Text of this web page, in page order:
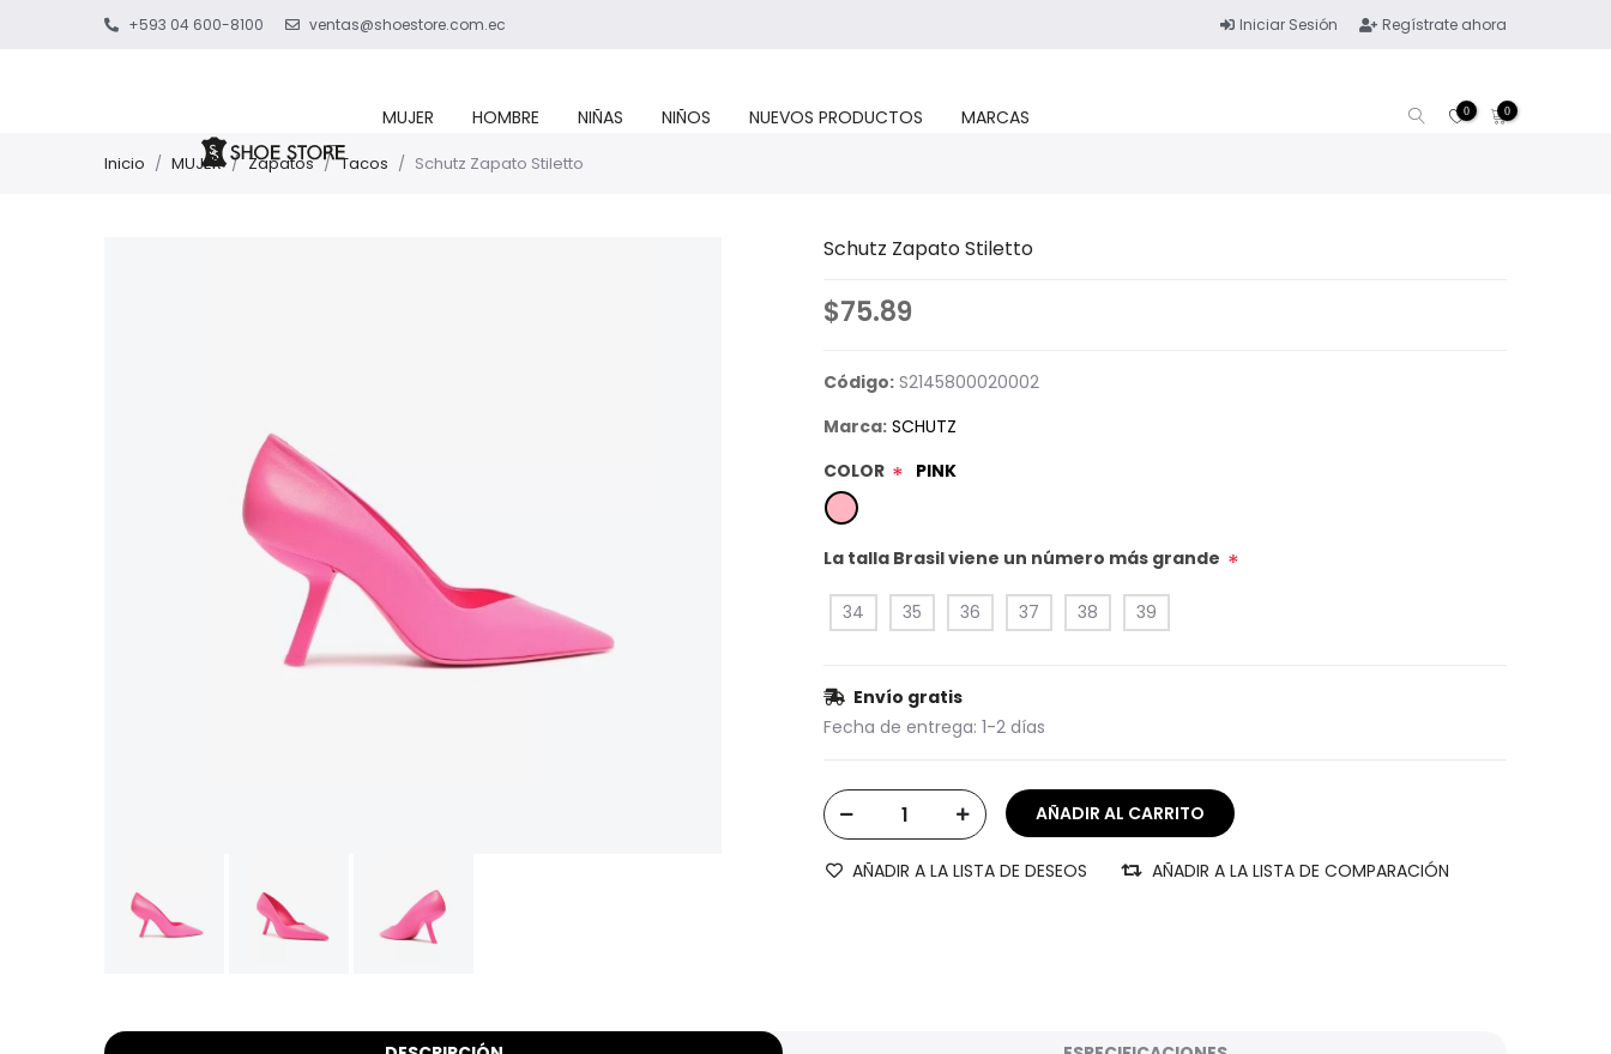
+593 04 600-8100 ventas@shoestore.com.ec Iniciar Sesión Regístrate ahora
MUJER HOMBRE NIÑAS NIÑOS NUEVOS PRODUCTOS MARCAS 0 0
Inicio / MUJER / Zapatos / Tacos / Schutz Zapato Stiletto
Schutz Zapato Stiletto
$75.89
Código: S2145800020002
Marca: SCHUTZ
COLOR * PINK
La talla Brasil viene un número más grande *
34 35 36 37 38 39
Envío gratis
Fecha de entrega: 1-2 días
AÑADIR A LA LISTA DE DESEOS AÑADIR A LA LISTA DE COMPARACIÓN